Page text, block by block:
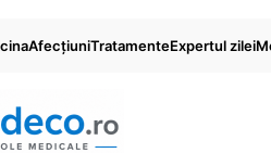
AfecțiuniTratamenteExpertul zilei